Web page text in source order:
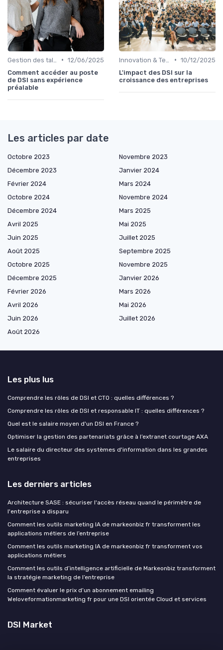
• 12/06/2025
Comment accéder au poste
de DSI sans expérience
préalable
• 10/12/2025
L'impact des DSI sur la
croissance des entreprises
Les articles par date
Octobre 2023
Novembre 2023
Décembre 2023
Janvier 2024
Février 2024
Mars 2024
Octobre 2024
Novembre 2024
Décembre 2024
Mars 2025
Avril 2025
Mai 2025
Juin 2025
Juillet 2025
Août 2025
Septembre 2025
Octobre 2025
Novembre 2025
Décembre 2025
Janvier 2026
Février 2026
Mars 2026
Avril 2026
Mai 2026
Juin 2026
Juillet 2026
Août 2026
Les plus lus
Comprendre les rôles de DSI et CTO : quelles différences ?
Comprendre les rôles de DSI et responsable IT : quelles différences ?
Quel est le salaire moyen d'un DSI en France ?
Optimiser la gestion des partenariats grâce à l’extranet courtage AXA
Le salaire du directeur des systèmes d'information dans les grandes
entreprises
Les derniers articles
Architecture SASE : sécuriser l'accès réseau quand le périmètre de
l'entreprise a disparu
Comment les outils marketing IA de markeonbiz fr transforment les
applications métiers de l’entreprise
Comment les outils marketing IA de markeonbiz fr transforment vos
applications métiers
Comment les outils d’intelligence artificielle de Markeonbiz transforment
la stratégie marketing de l’entreprise
Comment évaluer le prix d’un abonnement emailing
Weloveformationmarketing fr pour une DSI orientée Cloud et services
DSI Market